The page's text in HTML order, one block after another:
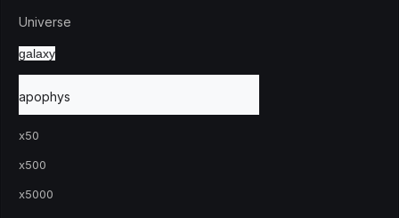
Universe
galaxy
apophys
x50
x500
x5000